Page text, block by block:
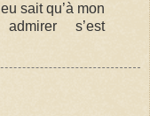
sait qu’à mon
s’est